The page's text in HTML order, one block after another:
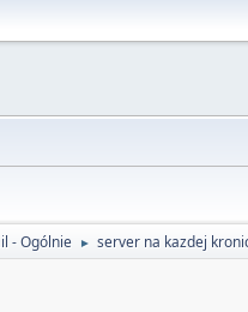
- Ogólnie ► server na kazdej